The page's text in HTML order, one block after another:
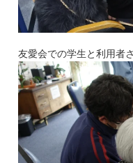
友愛会での学生と利用者